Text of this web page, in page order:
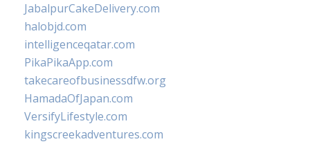
JabalpurCakeDelivery.com
halobjd.com
intelligenceqatar.com
PikaPikaApp.com
takecareofbusinessdfw.org
HamadaOfJapan.com
VersifyLifestyle.com
kingscreekadventures.com